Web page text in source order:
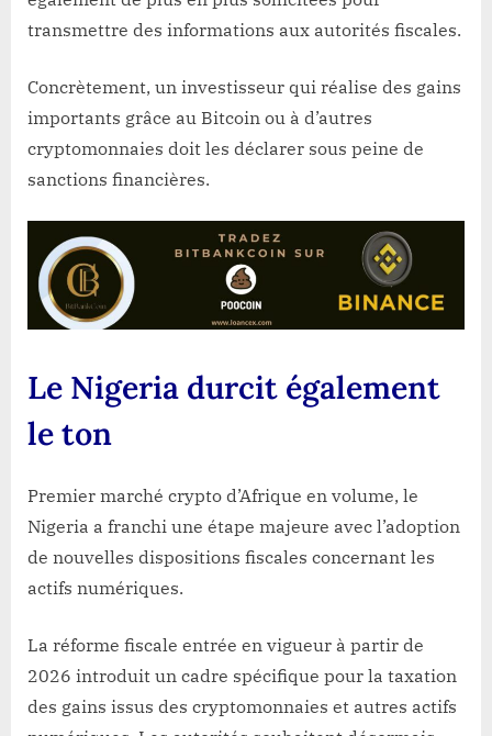
transmettre des informations aux autorités fiscales.
Concrètement, un investisseur qui réalise des gains
importants grâce au Bitcoin ou à d’autres
cryptomonnaies doit les déclarer sous peine de
sanctions financières.
Le Nigeria durcit également
le ton
Premier marché crypto d’Afrique en volume, le
Nigeria a franchi une étape majeure avec l’adoption
de nouvelles dispositions fiscales concernant les
actifs numériques.
La réforme fiscale entrée en vigueur à partir de
2026 introduit un cadre spécifique pour la taxation
des gains issus des cryptomonnaies et autres actifs